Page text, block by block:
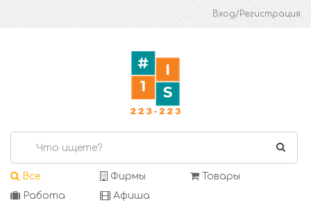
Вход/Регистрация
Все Фирмы
Товары
Работа
Афиша